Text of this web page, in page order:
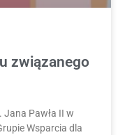
związanego
Pawła II w
Wsparcia dla